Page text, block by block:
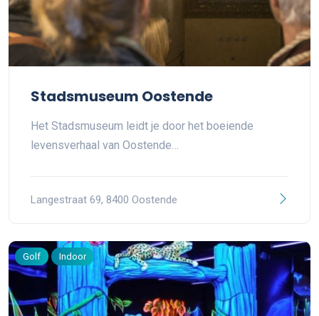
Stadsmuseum Oostende
Het Stadsmuseum leidt je door het boeiende
levensverhaal van Oostende…
Langestraat 69, 8400 Oostende
Golf Indoor